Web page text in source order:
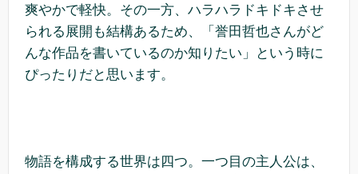
爽やかで軽快。その一方、ハラハラドキドキさせ
られる展開も結構あるため、「誉田哲也さんがど
んな作品を書いているのか知りたい」という時に
ぴったりだと思います。
物語を構成する世界は四つ。一つ目の主人公は、